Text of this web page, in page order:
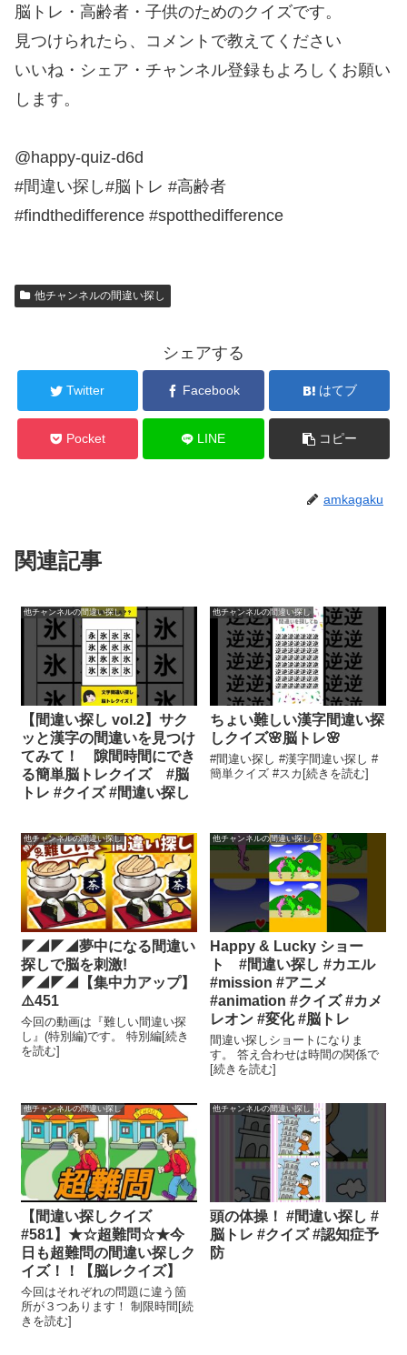
脳トレ・高齢者・子供のためのクイズです。
見つけられたら、コメントで教えてください
いいね・シェア・チャンネル登録もよろしくお願い
します。
@happy-quiz-d6d
#間違い探し#脳トレ #高齢者
#findthedifference #spotthedifference
他チャンネルの間違い探し
シェアする
Twitter Facebook はてブ
Pocket LINE コピー
amkagaku
関連記事
他チャンネルの間違い探し
【間違い探し vol.2】サク
ッと漢字の間違いを見つけ
てみて！ 隙間時間にでき
る簡単脳トレクイズ #脳
トレ #クイズ #間違い探し
他チャンネルの間違い探し
ちょい難しい漢字間違い探
しクイズ🌸脳トレ🌸
#間違い探し #漢字間違い探し #
簡単クイズ #スカ[続きを読む]
他チャンネルの間違い探し
◤◢◤◢夢中になる間違い
探しで脳を刺激!
◤◢◤◢【集中力アップ】
⚠️451
今回の動画は『難しい間違い探
し』(特別編)です。 特別編[続き
を読む]
他チャンネルの間違い探し
Happy & Lucky ショー
ト #間違い探し #カエル
#mission #アニメ
#animation #クイズ #カメ
レオン #変化 #脳トレ
間違い探しショートになりま
す。 答え合わせは時間の関係で
[続きを読む]
他チャンネルの間違い探し
【間違い探しクイズ
#581】★☆超難問☆★今
日も超難問の間違い探しク
イズ！！【脳レクイズ】
今回はそれぞれの問題に違う箇
所が３つあります！ 制限時間[続
きを読む]
他チャンネルの間違い探し
頭の体操！ #間違い探し #
脳トレ #クイズ #認知症予
防